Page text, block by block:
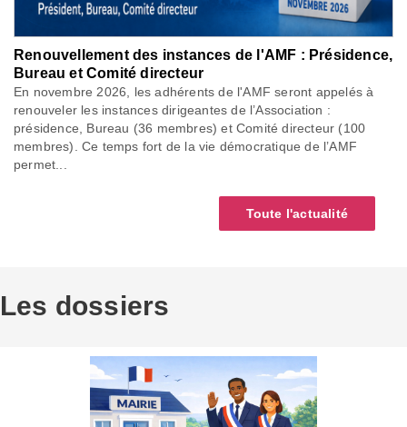
Renouvellement des instances de l'AMF : Présidence,
Bureau et Comité directeur
En novembre 2026, les adhérents de l'AMF seront appelés à
renouveler les instances dirigeantes de l’Association :
présidence, Bureau (36 membres) et Comité directeur (100
membres). Ce temps fort de la vie démocratique de l’AMF
permet...
Toute l'actualité
Les dossiers